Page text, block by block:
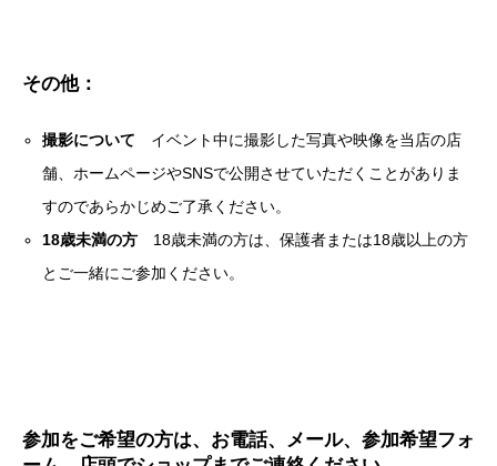
その他：
撮影について イベント中に撮影した写真や映像を当店の店
舗、ホームページやSNSで公開させていただくことがありま
すのであらかじめご了承ください。
18歳未満の方 18歳未満の方は、保護者または18歳以上の方
とご一緒にご参加ください。
参加をご希望の方は、お電話、メール、参加希望フォ